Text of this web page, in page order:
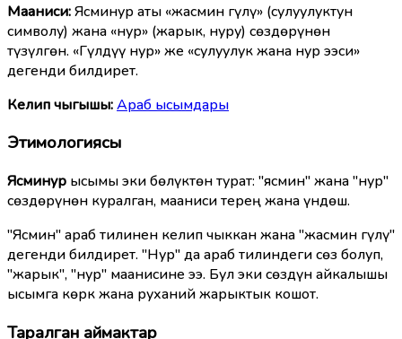
Мааниcи:Ясминур аты «жасмин гүлү» (сулуулуктун
символу) жана «нур» (жарык, нуру) сөздөрүнөн
түзүлгөн. «Гүлдүү нур» же «сулуулук жана нур ээси»
дегенди билдирет.
Келип чыгышы:Араб ысымдары
Этимологиясы
Ясминур ысымы эки бөлүктөн турат: "ясмин" жана "нур"
сөздөрүнөн куралган, мааниси терең жана үндөш.
"Ясмин" араб тилинен келип чыккан жана "жасмин гүлү"
дегенди билдирет. "Нур" да араб тилиндеги сөз болуп,
"жарык", "нур" маанисине ээ. Бул эки сөздүн айкалышы
ысымга көрк жана руханий жарыктык кошот.
Таралган аймактар